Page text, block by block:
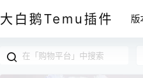
大白鹅Temu插件 版